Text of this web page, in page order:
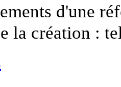
d'une
la création :